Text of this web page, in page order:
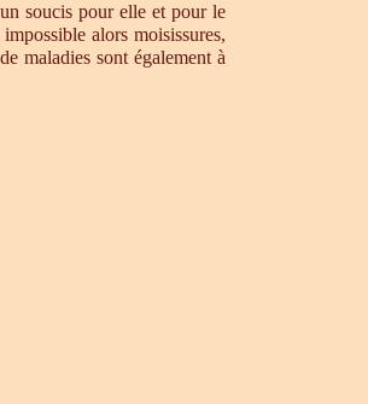
soucis pour elle et pour le
alors moisissures,
maladies sont également à